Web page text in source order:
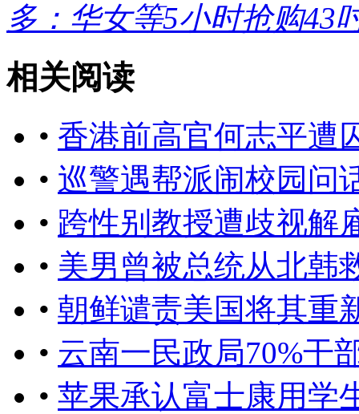
多：华女等5小时抢购43
相关阅读
• 香港前高官何志平遭
• 巡警遇帮派闹校园问
• 跨性别教授遭歧视解
• 美男曾被总统从北韩
• 朝鲜谴责美国将其重
• 云南一民政局70%干
• 苹果承认富士康用学